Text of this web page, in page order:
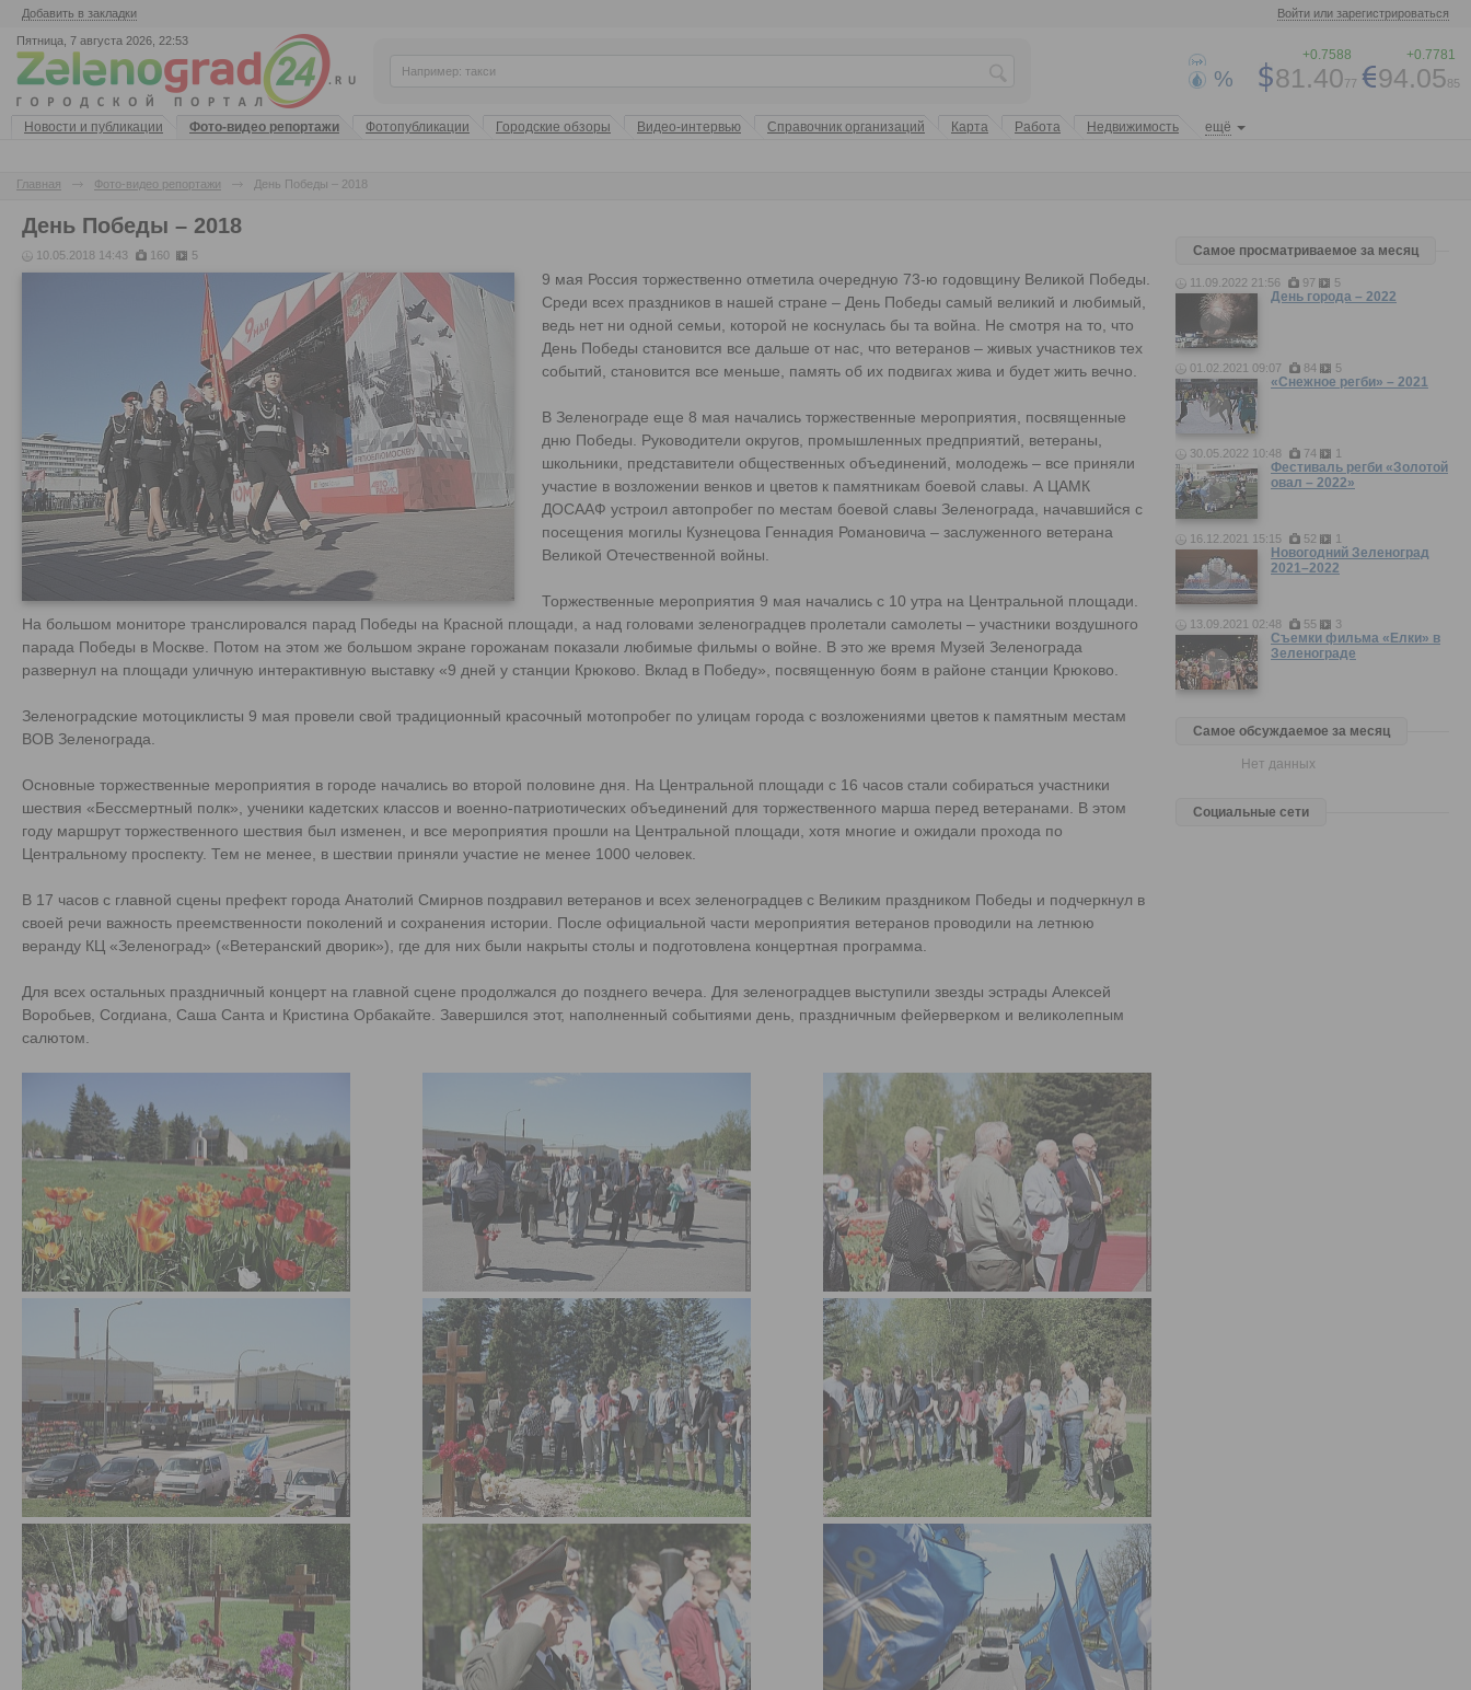
Добавить в закладки Войти или зарегистрироваться
Пятница, 7 августа 2026, 22:53
%
+0.7588 +0.7781
81.4077 94.0585
Новости и публикации Фото-видео репортажи Фотопубликации Городские обзоры Видео-интервью Справочник организаций Карта Работа Недвижимость ещё
Главная Фото-видео репортажи День Победы – 2018
День Победы – 2018
10.05.2018 14:43 160 5
9 мая Россия торжественно отметила очередную 73-ю годовщину Великой Победы.
Среди всех праздников в нашей стране – День Победы самый великий и любимый,
ведь нет ни одной семьи, которой не коснулась бы та война. Не смотря на то, что
День Победы становится все дальше от нас, что ветеранов – живых участников тех
событий, становится все меньше, память об их подвигах жива и будет жить вечно.
В Зеленограде еще 8 мая начались торжественные мероприятия, посвященные
дню Победы. Руководители округов, промышленных предприятий, ветераны,
школьники, представители общественных объединений, молодежь – все приняли
участие в возложении венков и цветов к памятникам боевой славы. А ЦАМК
ДОСААФ устроил автопробег по местам боевой славы Зеленограда, начавшийся с
посещения могилы Кузнецова Геннадия Романовича – заслуженного ветерана
Великой Отечественной войны.
Торжественные мероприятия 9 мая начались с 10 утра на Центральной площади.
На большом мониторе транслировался парад Победы на Красной площади, а над головами зеленоградцев пролетали самолеты – участники воздушного
парада Победы в Москве. Потом на этом же большом экране горожанам показали любимые фильмы о войне. В это же время Музей Зеленограда
развернул на площади уличную интерактивную выставку «9 дней у станции Крюково. Вклад в Победу», посвященную боям в районе станции Крюково.
Зеленоградские мотоциклисты 9 мая провели свой традиционный красочный мотопробег по улицам города с возложениями цветов к памятным местам
ВОВ Зеленограда.
Основные торжественные мероприятия в городе начались во второй половине дня. На Центральной площади с 16 часов стали собираться участники
шествия «Бессмертный полк», ученики кадетских классов и военно-патриотических объединений для торжественного марша перед ветеранами. В этом
году маршрут торжественного шествия был изменен, и все мероприятия прошли на Центральной площади, хотя многие и ожидали прохода по
Центральному проспекту. Тем не менее, в шествии приняли участие не менее 1000 человек.
В 17 часов с главной сцены префект города Анатолий Смирнов поздравил ветеранов и всех зеленоградцев с Великим праздником Победы и подчеркнул в
своей речи важность преемственности поколений и сохранения истории. После официальной части мероприятия ветеранов проводили на летнюю
веранду КЦ «Зеленоград» («Ветеранский дворик»), где для них были накрыты столы и подготовлена концертная программа.
Для всех остальных праздничный концерт на главной сцене продолжался до позднего вечера. Для зеленоградцев выступили звезды эстрады Алексей
Воробьев, Согдиана, Саша Санта и Кристина Орбакайте. Завершился этот, наполненный событиями день, праздничным фейерверком и великолепным
салютом.
Самое просматриваемое за месяц
11.09.2022 21:56 97 5
День города – 2022
01.02.2021 09:07 84 5
«Снежное регби» – 2021
30.05.2022 10:48 74 1
Фестиваль регби «Золотой
овал – 2022»
16.12.2021 15:15 52 1
Новогодний Зеленоград
2021–2022
13.09.2021 02:48 55 3
Съемки фильма «Елки» в
Зеленограде
Самое обсуждаемое за месяц
Нет данных
Социальные сети